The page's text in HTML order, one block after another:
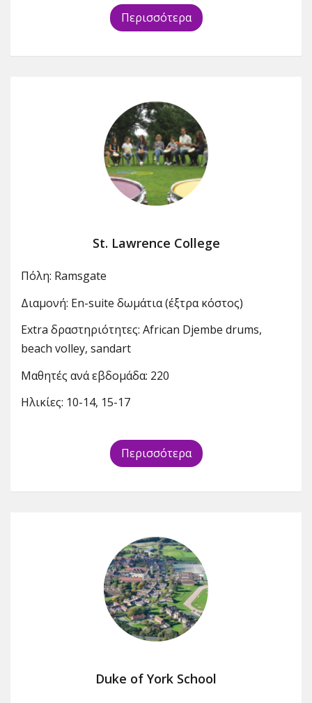
Περισσότερα
St. Lawrence College
Πόλη: Ramsgate
Διαμονή: En-suite δωμάτια (έξτρα κόστος)
Extra δραστηριότητες: African Djembe drums,
beach volley, sandart
Μαθητές ανά εβδομάδα: 220
Ηλικίες: 10-14, 15-17
Περισσότερα
Duke of York School